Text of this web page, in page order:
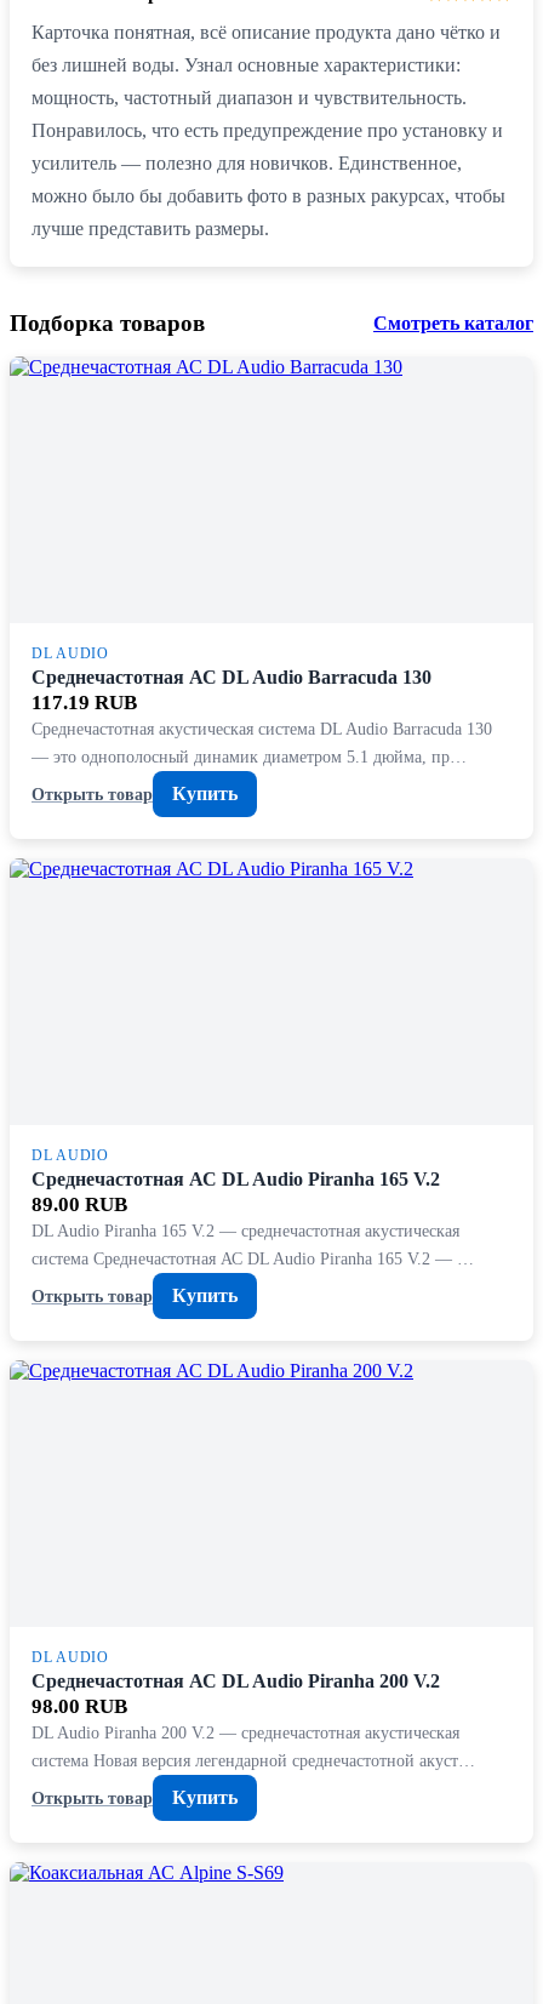
Карточка понятная, всё описание продукта дано чётко и
без лишней воды. Узнал основные характеристики:
мощность, частотный диапазон и чувствительность.
Понравилось, что есть предупреждение про установку и
усилитель — полезно для новичков. Единственное,
можно было бы добавить фото в разных ракурсах, чтобы
лучше представить размеры.
Подборка товаров Смотреть каталог
DL AUDIO
Среднечастотная АС DL Audio Barracuda 130
117.19 RUB
Среднечастотная акустическая система DL Audio Barracuda 130
— это однополосный динамик диаметром 5.1 дюйма, пр…
Открыть товар
Купить
DL AUDIO
Среднечастотная АС DL Audio Piranha 165 V.2
89.00 RUB
DL Audio Piranha 165 V.2 — среднечастотная акустическая
система Среднечастотная АС DL Audio Piranha 165 V.2 — …
Открыть товар
Купить
DL AUDIO
Среднечастотная АС DL Audio Piranha 200 V.2
98.00 RUB
DL Audio Piranha 200 V.2 — среднечастотная акустическая
система Новая версия легендарной среднечастотной акуст…
Открыть товар
Купить